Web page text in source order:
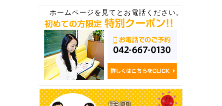
ホームページを見てとお電話ください。